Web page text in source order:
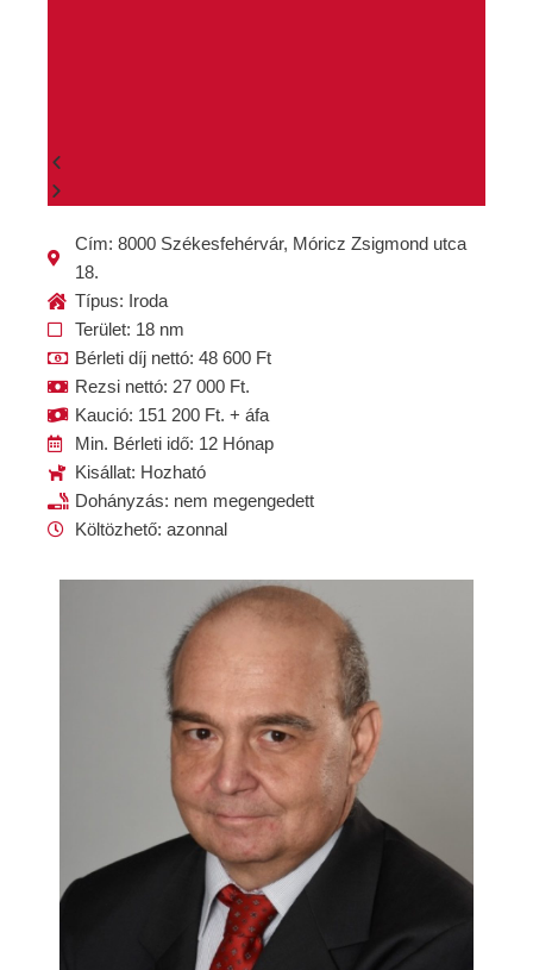
Cím: 8000 Székesfehérvár, Móricz Zsigmond utca
18.
Típus: Iroda
Terület: 18 nm
Bérleti díj nettó: 48 600 Ft
Rezsi nettó: 27 000 Ft.
Kaució: 151 200 Ft. + áfa
Min. Bérleti idő: 12 Hónap
Kisállat: Hozható
Dohányzás: nem megengedett
Költözhető: azonnal